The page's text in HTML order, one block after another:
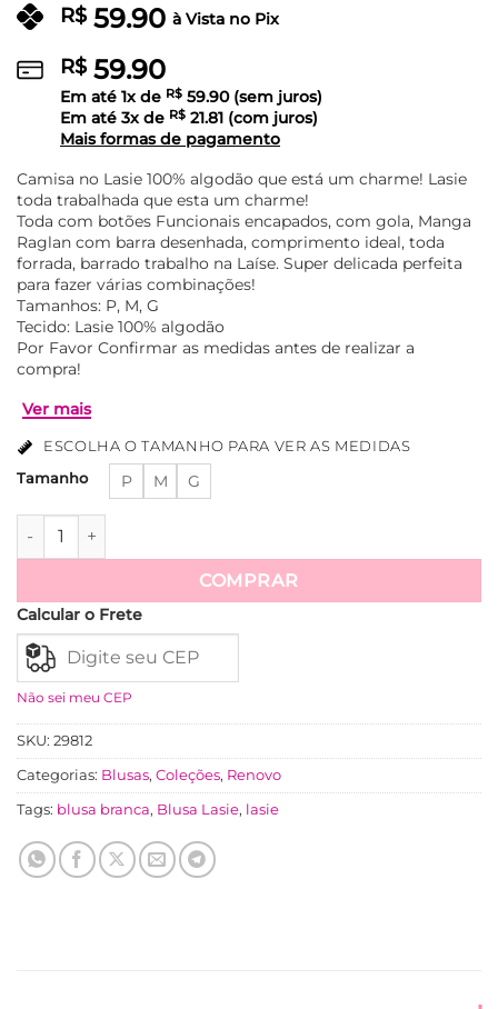
R$59.90 à Vista no Pix
R$59.90
Em até 1x de R$ 59.90(sem juros)
Em até 3x de R$ 21.81 (com juros)
Mais formas de pagamento
Camisa no Lasie 100% algodão que está um charme! Lasie
toda trabalhada que esta um charme!
Toda com botões Funcionais encapados, com gola, Manga
Raglan com barra desenhada, comprimento ideal, toda
forrada, barrado trabalho na Laíse. Super delicada perfeita
para fazer várias combinações!
Tamanhos: P, M, G
Tecido: Lasie 100% algodão
Por Favor Confirmar as medidas antes de realizar a
compra!
Ver mais
ESCOLHA O TAMANHO PARA VER AS MEDIDAS
Tamanho P M G
Camisa Laise 100% Algodão Manga Raglan Jeniffer - Verde
COMPRAR
Calcular o Frete
Não sei meu CEP
SKU: 29812
Categorias: Blusas, Coleções, Renovo
Tags: blusa branca, Blusa Lasie, lasie